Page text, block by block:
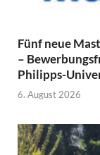
Fünf neue
–
Philipps-
6. August 2026